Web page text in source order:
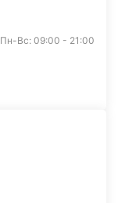
Пн-Вс: 09:00 - 21:00